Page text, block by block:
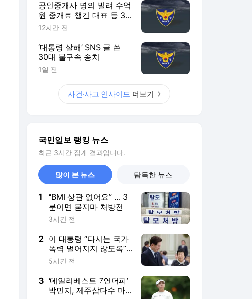
공인중개사 명의 빌려 수억
원 중개료 챙긴 대표 등 3
명 송치
12시간 전
‘대통령 살해’ SNS 글 쓴
30대 불구속 송치
1일 전
사건·사고 인사이드 더보기
국민일보 랭킹 뉴스
최근 3시간 집계 결과입니다.
많이 본 뉴스 탐독한 뉴스
1
“BMI 상관 없어요” … 3
분이면 묻지마 처방전
3시간 전
2 이 대통령 “다시는 국가
폭력 벌어지지 않도록”…
피해자에 사상 첫 사과
5시간 전
3 ‘데일리베스트 7언더파’
박민지, 제주삼다수 마